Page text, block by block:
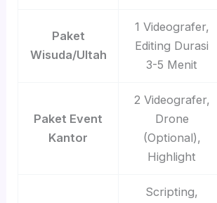
Paket
Wisuda/Ultah
1 Videografer,
Editing Durasi
3-5 Menit
Paket Event
Kantor
2 Videografer,
Drone
(Optional),
Highlight
Scripting,